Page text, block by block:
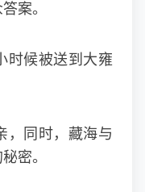
案。
时候被送到大雍
，同时，藏海与
密。